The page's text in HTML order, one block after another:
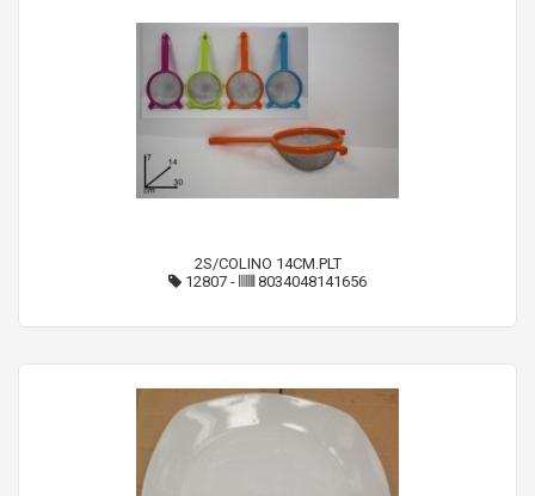
2S/COLINO 14CM.PLT
12807 - 8034048141656